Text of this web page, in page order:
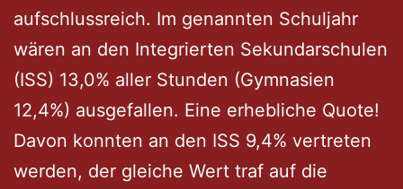
aufschlussreich. Im genannten Schuljahr
wären an den Integrierten Sekundarschulen
(ISS) 13,0% aller Stunden (Gymnasien
12,4%) ausgefallen. Eine erhebliche Quote!
Davon konnten an den ISS 9,4% vertreten
werden, der gleiche Wert traf auf die